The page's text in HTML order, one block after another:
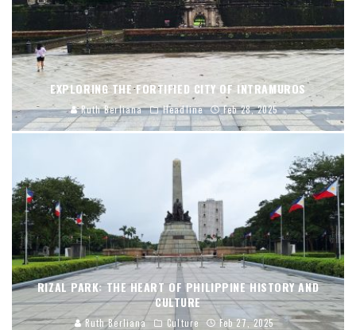
EXPLORING THE FORTIFIED CITY OF INTRAMUROS
Ruth Berliana Headline Feb 28, 2025
RIZAL PARK: THE HEART OF PHILIPPINE HISTORY AND
CULTURE
Ruth Berliana Culture Feb 27, 2025